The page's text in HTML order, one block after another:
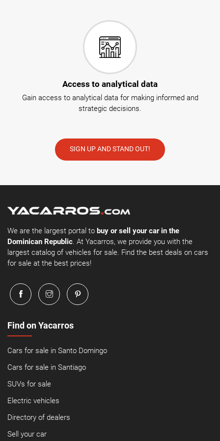
Access to analytical data
Gain access to analytical data for making informed and
strategic decisions.
SIGN UP AND STAND OUT!
We are the largest portal to buy or sell your car in the
Dominican Republic. At Yacarros, we provide you with the
largest catalog of vehicles for sale. Find the best deals on cars
for sale at the best prices!
Find on Yacarros
Cars for sale in Santo Domingo
Cars for sale in Santiago
SUVs for sale
Electric vehicles
Directory of dealers
Sell your car